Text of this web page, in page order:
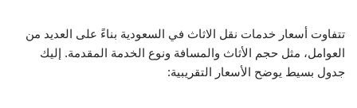
تتفاوت أسعار خدمات نقل الاثاث في السعودية بناءً على العديد من
العوامل، مثل حجم الأثاث والمسافة ونوع الخدمة المقدمة. إليك
جدول بسيط يوضح الأسعار التقريبية: